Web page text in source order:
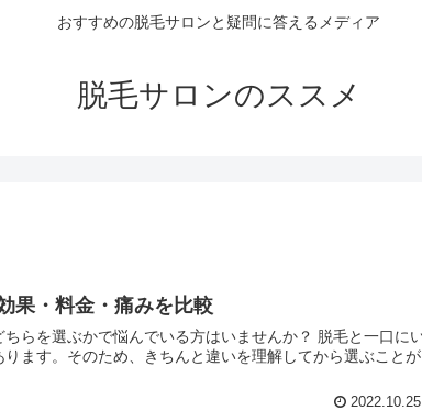
おすすめの脱毛サロンと疑問に答えるメディア
脱毛サロンのススメ
果・料金・痛みを比較
かで悩んでいる方はいませんか？ 脱毛と一口にい
ます。そのため、きちんと違いを理解してから選ぶことが
2022.10.25